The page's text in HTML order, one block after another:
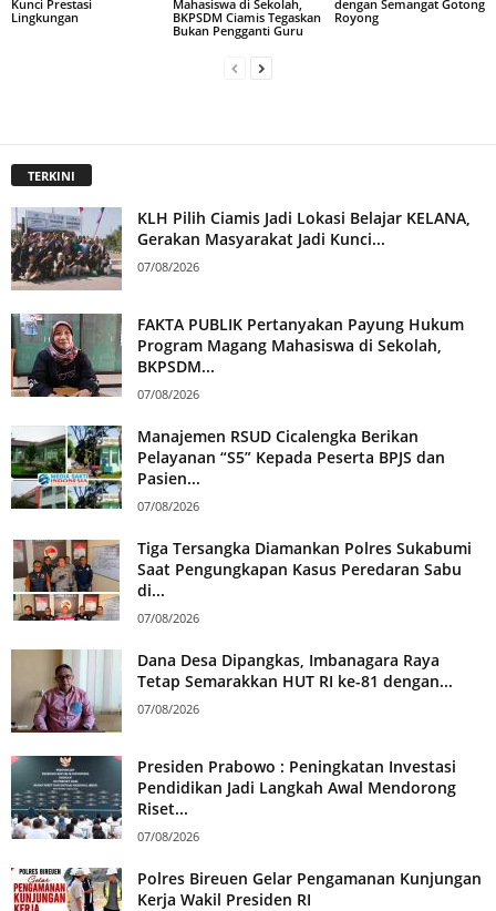
Kunci Prestasi
Lingkungan
Mahasiswa di Sekolah,
BKPSDM Ciamis Tegaskan
Bukan Pengganti Guru
dengan Semangat Gotong
Royong
TERKINI
KLH Pilih Ciamis Jadi Lokasi Belajar KELANA,
Gerakan Masyarakat Jadi Kunci...
07/08/2026
FAKTA PUBLIK Pertanyakan Payung Hukum
Program Magang Mahasiswa di Sekolah,
BKPSDM...
07/08/2026
Manajemen RSUD Cicalengka Berikan
Pelayanan “S5” Kepada Peserta BPJS dan
Pasien...
07/08/2026
Tiga Tersangka Diamankan Polres Sukabumi
Saat Pengungkapan Kasus Peredaran Sabu
di...
07/08/2026
Dana Desa Dipangkas, Imbanagara Raya
Tetap Semarakkan HUT RI ke-81 dengan...
07/08/2026
Presiden Prabowo : Peningkatan Investasi
Pendidikan Jadi Langkah Awal Mendorong
Riset...
07/08/2026
Polres Bireuen Gelar Pengamanan Kunjungan
Kerja Wakil Presiden RI